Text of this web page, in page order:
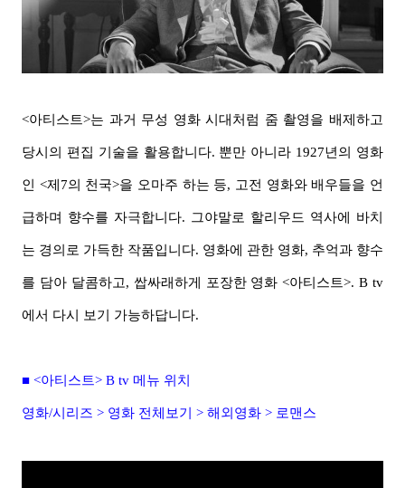
<아티스트>는 과거 무성 영화 시대처럼 줌 촬영을 배제하고
당시의 편집 기술을 활용합니다. 뿐만 아니라 1927년의 영화
인 <제7의 천국>을 오마주 하는 등, 고전 영화와 배우들을 언
급하며 향수를 자극합니다. 그야말로 할리우드 역사에 바치
는 경의로 가득한 작품입니다. 영화에 관한 영화, 추억과 향수
를 담아 달콤하고, 쌉싸래하게 포장한 영화 <아티스트>. B tv
에서 다시 보기 가능하답니다.
■ <아티스트> B tv 메뉴 위치
영화/시리즈 > 영화 전체보기 > 해외영화 > 로맨스